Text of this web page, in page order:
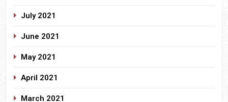
July 2021
June 2021
May 2021
April 2021
March 2021